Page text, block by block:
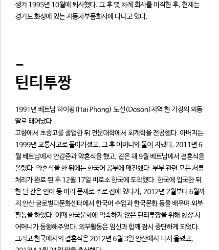
생겨 1995년 10월에 퇴사했다. 그 후 몇 차례 회사를 이직한 후, 현재는
경기도 화성에 있는 자동차부품회사에 다니고 있다.
-
틴티투짱
1991년 베트남 하이펑(Hai Phong) 도선(Doson)지역 한 가정의 외동
딸로 태어났다.
고향에서 초중고를 졸업한 뒤 전문대학에서 회계학을 전공했다. 아버지는
1999년 교통사고로 돌아가셨고, 그 후 어머니와 둘이 지냈다. 2011년 6
월 베트남에서 안갑준과 약혼식을 했고, 같은 해 9월 베트남에서 결혼식을
올렸다. 약혼식을 한 뒤에는 한국어 공부에 매진했다. 부부 관련 모든 서류
처리가 완료 된 후 12월 17일 비로소 한국에 도착했다. 한국에 입국한 뒤
한 달 간은 언어 등 여러 문제로 주로 집에 있다가, 2012년 2월부터 6월까
지 안산 글로벌다문화센터에서 한국어 수업과 한국문화 등을 배우며 외부
활동을 하였다. 이때 한국문화에 익숙하지 않은 틴티투짱을 위해 항상 시
어머니가 동행해주었다. 외부활동은 임신과 함께 잠시 중단하게 되었다.
그리고 한국에서의 결혼식은 2012년 6월 3일 안산에서 다시 올렸고,